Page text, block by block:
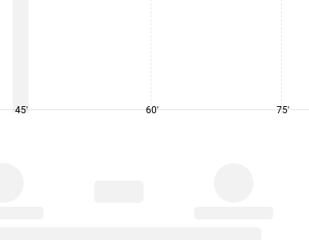
45' 60' 75'